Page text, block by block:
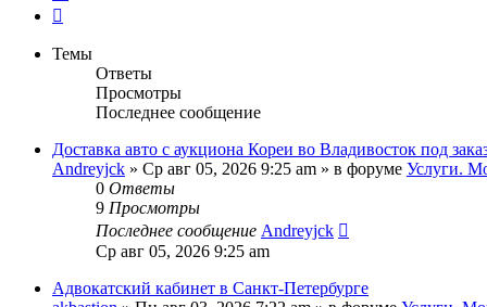
Темы
Ответы
Просмотры
Последнее сообщение
Доставка авто с аукциона Кореи во Владивосток под
Andreyjck » Ср авг 05, 2026 9:25 am » в форуме Услуги.
0 Ответы
9 Просмотры
Последнее сообщение Andreyjck
Ср авг 05, 2026 9:25 am
Адвокатский кабинет в Санкт-Петербурге